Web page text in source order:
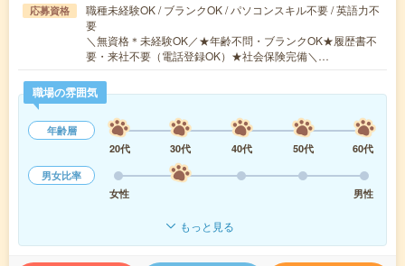
応募資格
職種未経験OK / ブランクOK / パソコンスキル不要 / 英語力不
要
＼無資格＊未経験OK／★年齢不問・ブランクOK★履歴書不
要・来社不要（電話登録OK）★社会保険完備＼…
職場の雰囲気
年齢層
20代
30代 40代 50代
60代
男女比率
女性
男性
もっと見る